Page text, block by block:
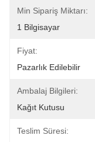
Min Sipariş Miktarı:
1 Bilgisayar
Fiyat:
Pazarlık Edilebilir
Ambalaj Bilgileri:
Kağıt Kutusu
Teslim Süresi: